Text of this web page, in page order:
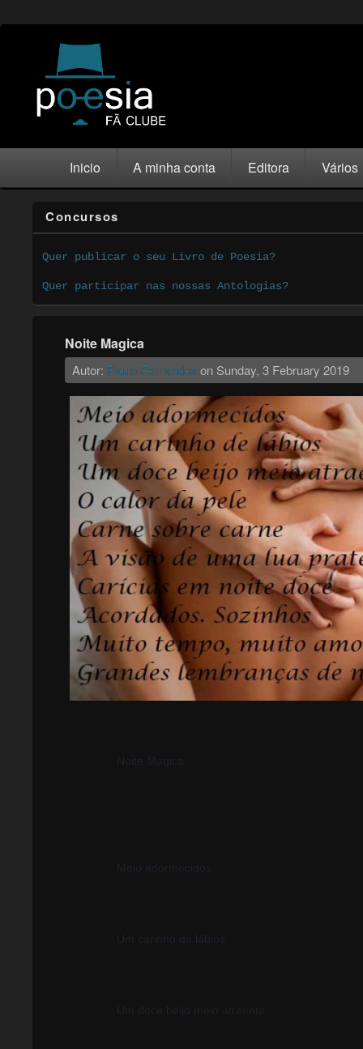
Inicio A minha conta Editora Vários
Concursos
Quer publicar o seu Livro de Poesia?
Quer participar nas nossas Antologias?
Noite Magica
Autor: Paulo Fernandes on Sunday, 3 February 2019
Noite Magica
Meio adormecidos
Um carinho de lábios
Um doce beijo meio atraente